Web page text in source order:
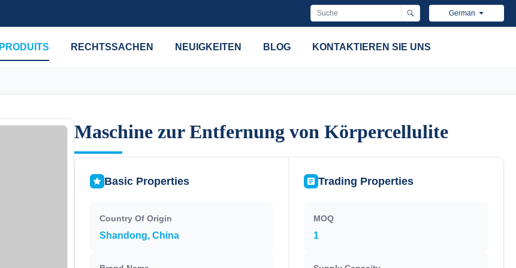
German
PRODUITS RECHTSSACHEN NEUIGKEITEN BLOG KONTAKTIEREN SIE UNS
Maschine zur Entfernung von Körpercellulite
Maschine zur Entfernung von Körpercellulite
Basic Properties
Country Of Origin
Shandong, China
Trading Properties
MOQ
1